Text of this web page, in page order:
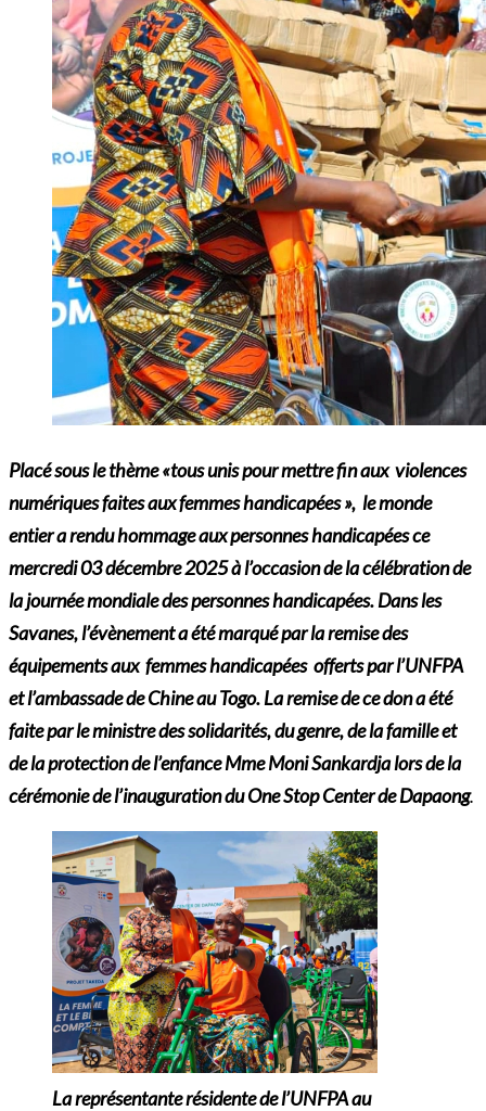
Placé sous le thème «tous unis pour mettre fin aux violences
numériques faites aux femmes handicapées », le monde
entier a rendu hommage aux personnes handicapées ce
mercredi 03 décembre 2025 à l’occasion de la célébration de
la journée mondiale des personnes handicapées. Dans les
Savanes, l’évènement a été marqué par la remise des
équipements aux femmes handicapées offerts par l’UNFPA
et l’ambassade de Chine au Togo. La remise de ce don a été
faite par le ministre des solidarités, du genre, de la famille et
de la protection de l’enfance Mme Moni Sankardja lors de la
cérémonie de l’inauguration du One Stop Center de Dapaong.
La représentante résidente de l’UNFPA au